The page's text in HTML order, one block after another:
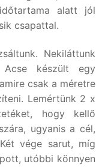
alatt jól
csapattal.
Nekiláttunk
készült egy
csak a méretre
Lemértünk 2 x
hogy kellő
ugyanis a cél,
vége sarut, míg
utóbbi könnyen